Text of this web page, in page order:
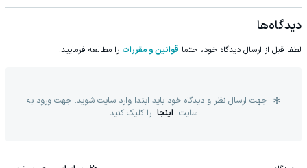
دیدگاه‌ها
لطفا قبل از ارسال دیدگاه خود، حتما قوانین و مقررات را مطالعه فرمایید.
جهت ارسال نظر و دیدگاه خود باید ابتدا وارد سایت شوید. جهت ورود به
سایت اینجا را کلیک کنید